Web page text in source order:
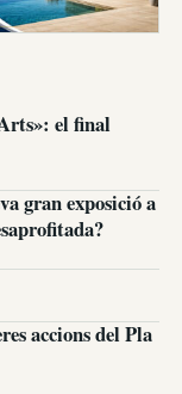
el final
gran exposició a
accions del Pla